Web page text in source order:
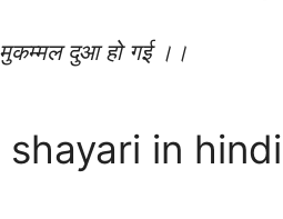
दुआ हो गई ।।
in hindi